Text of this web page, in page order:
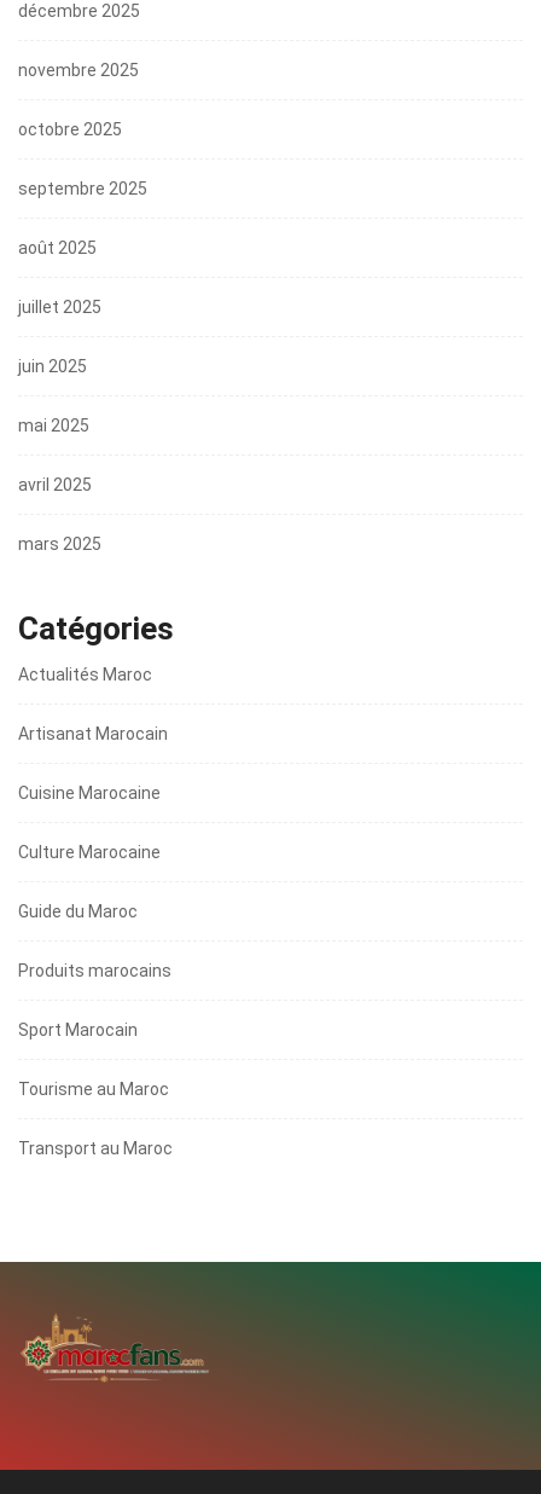
décembre 2025
novembre 2025
octobre 2025
septembre 2025
août 2025
juillet 2025
juin 2025
mai 2025
avril 2025
mars 2025
Catégories
Actualités Maroc
Artisanat Marocain
Cuisine Marocaine
Culture Marocaine
Guide du Maroc
Produits marocains
Sport Marocain
Tourisme au Maroc
Transport au Maroc